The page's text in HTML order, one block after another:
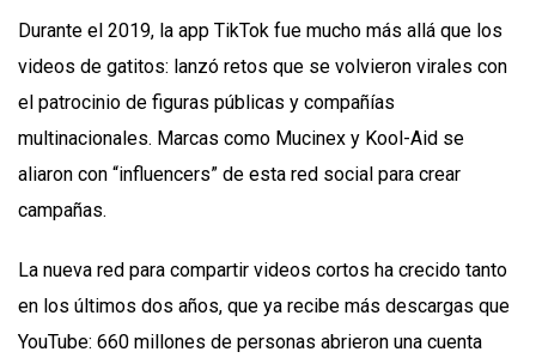
Durante el 2019, la app TikTok fue mucho más allá que los
videos de gatitos: lanzó retos que se volvieron virales con
el patrocinio de figuras públicas y compañías
multinacionales. Marcas como Mucinex y Kool-Aid se
aliaron con “influencers” de esta red social para crear
campañas.
La nueva red para compartir videos cortos ha crecido tanto
en los últimos dos años, que ya recibe más descargas que
YouTube: 660 millones de personas abrieron una cuenta